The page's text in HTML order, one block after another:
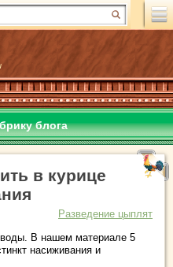
блога
в курице
Разведение цыплят
В нашем материале 5
насиживания и